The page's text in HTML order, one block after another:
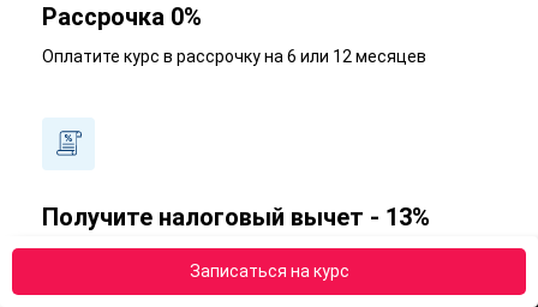
Записаться на курс
Рассрочка 0%
Оплатите курс в рассрочку на 6 или 12 месяцев
Получите налоговый вычет - 13%
налоговый вычет (от стоимости образовательной